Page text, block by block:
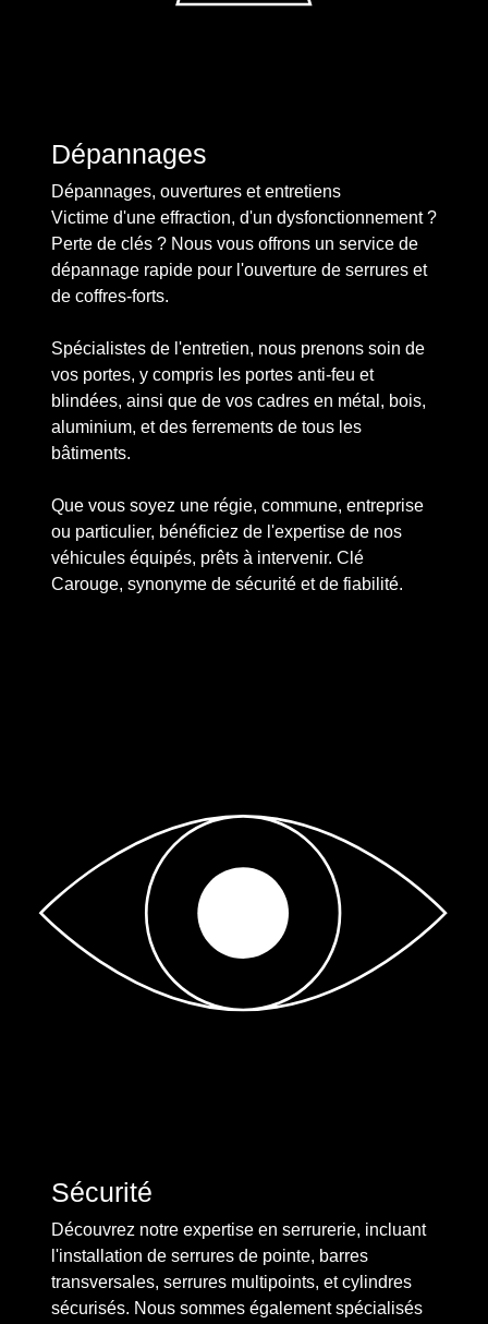
Dépannages
Dépannages, ouvertures et entretiens
Victime d'une effraction, d'un dysfonctionnement ?
Perte de clés ? Nous vous offrons un service de
dépannage rapide pour l'ouverture de serrures et
de coffres-forts.
Spécialistes de l'entretien, nous prenons soin de
vos portes, y compris les portes anti-feu et
blindées, ainsi que de vos cadres en métal, bois,
aluminium, et des ferrements de tous les
bâtiments.
Que vous soyez une régie, commune, entreprise
ou particulier, bénéficiez de l'expertise de nos
véhicules équipés, prêts à intervenir. Clé
Carouge, synonyme de sécurité et de fiabilité.
Sécurité
Découvrez notre expertise en serrurerie, incluant
l'installation de serrures de pointe, barres
transversales, serrures multipoints, et cylindres
sécurisés. Nous sommes également spécialisés